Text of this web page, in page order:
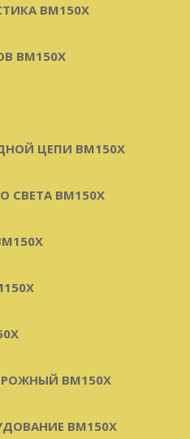
BM150X
BM150X
ЦЕПИ BM150X
СВЕТА BM150X
BM150X
BM150X